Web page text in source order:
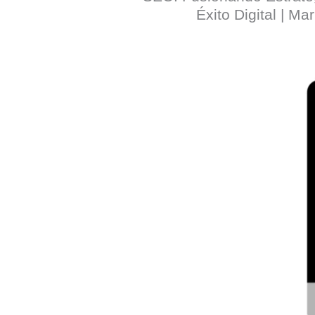
Éxito Digital |